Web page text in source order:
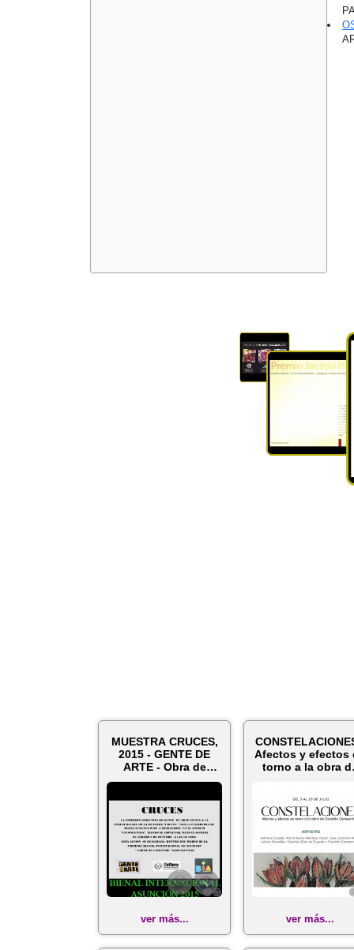
MUESTRA CRUCES,
2015 - GENTE DE
ARTE - Obra de
Osvaldo
ver más...
Afectos y efectos
torno a la obra
ver más...